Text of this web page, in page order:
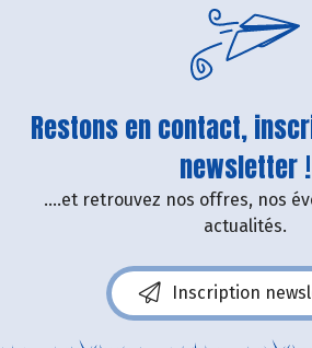
Restons en contact,
newsletter !
....et retrouvez nos offres, nos
actualités.
Inscription